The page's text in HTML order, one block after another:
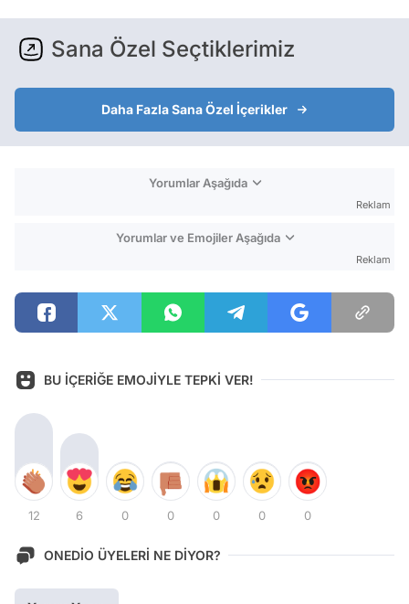
Sana Özel Seçtiklerimiz
Daha Fazla Sana Özel İçerikler
Yorumlar Aşağıda
Reklam
Yorumlar ve Emojiler Aşağıda
Reklam
BU İÇERİĞE EMOJİYLE TEPKİ VER!
12 6 0 0 0 0 0
ONEDİO ÜYELERİ NE DİYOR?